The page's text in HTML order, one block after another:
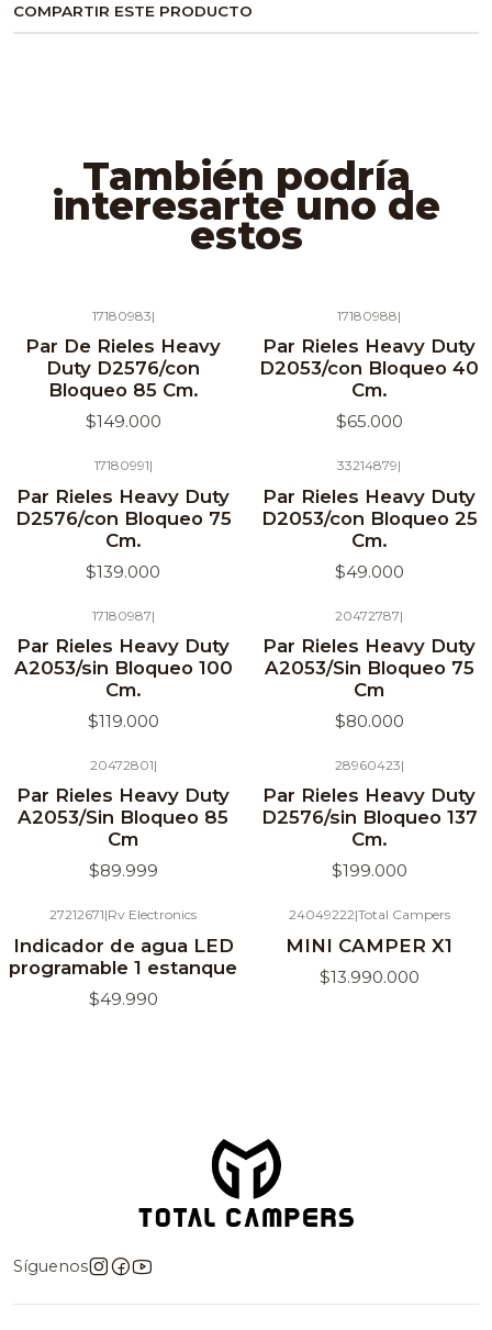
COMPARTIR ESTE PRODUCTO
También podría
interesarte uno de
estos
17180983|
Par De Rieles Heavy
Duty D2576/con
Bloqueo 85 Cm.
$149.000
17180988|
Par Rieles Heavy Duty
D2053/con Bloqueo 40
Cm.
$65.000
17180991|
Par Rieles Heavy Duty
D2576/con Bloqueo 75
Cm.
$139.000
33214879|
Par Rieles Heavy Duty
D2053/con Bloqueo 25
Cm.
$49.000
17180987|
Par Rieles Heavy Duty
A2053/sin Bloqueo 100
Cm.
$119.000
20472787|
Par Rieles Heavy Duty
A2053/Sin Bloqueo 75
Cm
$80.000
20472801|
Par Rieles Heavy Duty
A2053/Sin Bloqueo 85
Cm
$89.999
28960423|
Par Rieles Heavy Duty
D2576/sin Bloqueo 137
Cm.
$199.000
27212671|Rv Electronics
Indicador de agua LED
programable 1 estanque
$49.990
24049222|Total Campers
MINI CAMPER X1
$13.990.000
Síguenos